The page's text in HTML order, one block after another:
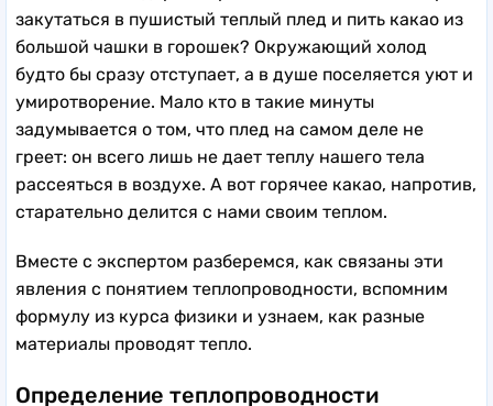
закутаться в пушистый теплый плед и пить какао из
большой чашки в горошек? Окружающий холод
будто бы сразу отступает, а в душе поселяется уют и
умиротворение. Мало кто в такие минуты
задумывается о том, что плед на самом деле не
греет: он всего лишь не дает теплу нашего тела
рассеяться в воздухе. А вот горячее какао, напротив,
старательно делится с нами своим теплом.
Вместе с экспертом разберемся, как связаны эти
явления с понятием теплопроводности, вспомним
формулу из курса физики и узнаем, как разные
материалы проводят тепло.
Определение теплопроводности